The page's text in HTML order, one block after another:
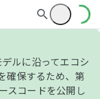
ルに沿ってエコシ
確保するため、第
スコードを公開し